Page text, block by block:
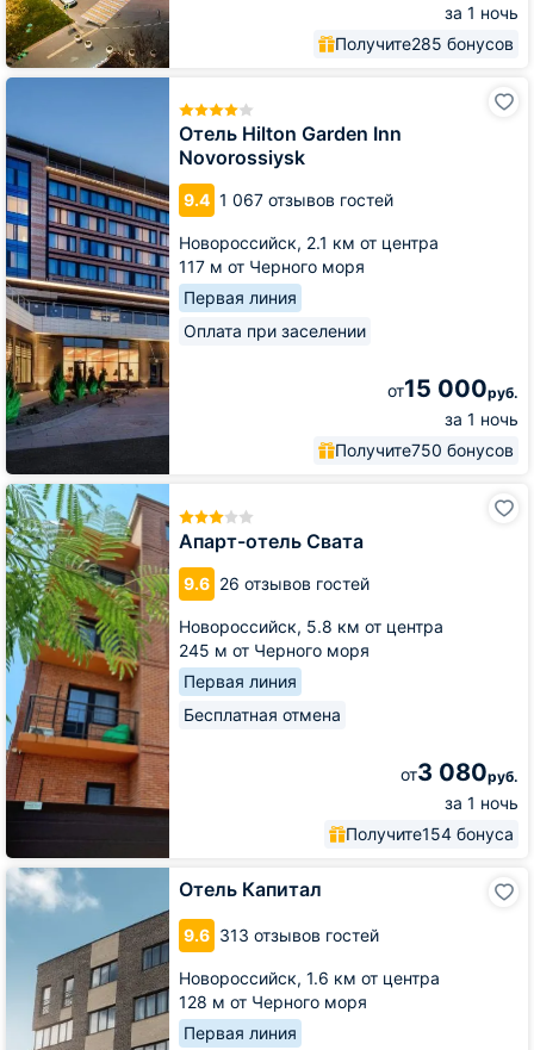
за 1 ночь
Получите285 бонусов
Отель Hilton Garden Inn
Novorossiysk
9.4 1 067 отзывов гостей
Новороссийск, 2.1 км от центра
117 м от Черного моря
Первая линия
Оплата при заселении
от15 000руб.
за 1 ночь
Получите750 бонусов
Отель
Garden
Inn
Novorossiysk
Апарт-отель Свата
9.6 26 отзывов гостей
Новороссийск, 5.8 км от центра
245 м от Черного моря
Первая линия
Бесплатная отмена
от3 080руб.
за 1 ночь
Получите154 бонуса
Апарт-
отель
Свата
Отель Капитал
9.6 313 отзывов гостей
Новороссийск, 1.6 км от центра
128 м от Черного моря
Первая линия
Отель
Капитал